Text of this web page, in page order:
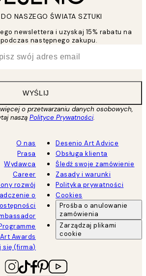
NASZEGO ŚWIATA SZTUKI
newslettera i uzyskaj 15% rabatu na
następnego zakupu.
WYŚLIJ
o przetwarzaniu danych osobowych,
naszą Polityce Prywatności.
O nas
Prasa
Wydawca
Career
rozwój
o
Art Awards
się (firma)
Desenio Art Advice
Obsługa klienta
Śledź swoje zamówienie
Zasady i warunki
Polityka prywatności
Cookies
Prośba o anulowanie
zamówienia
Zarządzaj plikami
cookie